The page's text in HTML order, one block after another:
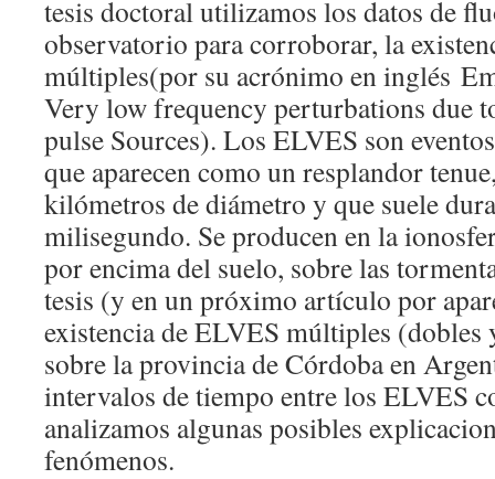
tesis doctoral utilizamos los datos de
observatorio para corroborar, la
múltiples(por su acrónimo en inglés
Very low frequency perturbations due
pulse Sources). Los ELVES son
que aparecen como un resplandor
kilómetros de diámetro y que suele
milisegundo. Se producen en la
por encima del suelo, sobre las
tesis (y en un próximo artículo por
existencia de ELVES múltiples
sobre la provincia de Córdoba en
intervalos de tiempo entre los ELVES
analizamos algunas posibles
fenómenos.